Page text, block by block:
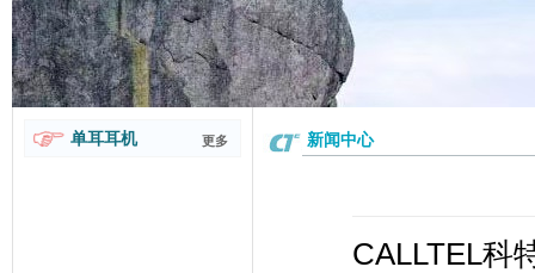
单耳耳机 更多 新闻中心
CALLTEL科